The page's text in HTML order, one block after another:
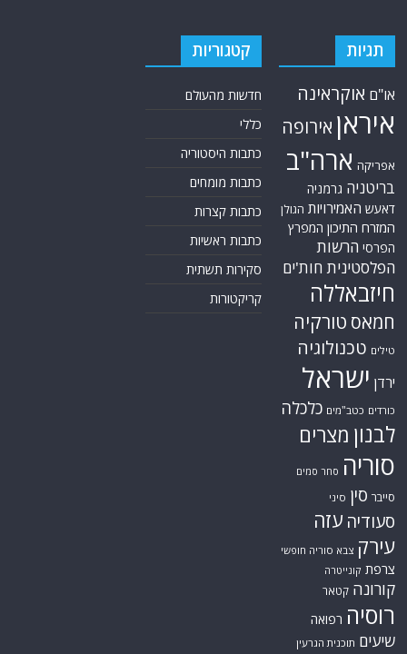
תגיות
או"ם אוקראינה
איראן אירופה
אפריקה ארה"ב
בריטניה גרמניה
דאעש האמירויות הגולן
המזרח התיכון המפרץ
הפרסי הרשות
הפלסטינית חות'ים
חיזבאללה
חמאס טורקיה
טילים טכנולוגיה
ירדן ישראל
כורדים כטב"מים כלכלה
לבנון מצרים
סוריה סחר סמים
סייבר סין סיני
סעודיה עזה
עירק צבא סוריה חופשי
צרפת קונייטרה
קורונה קטאר
רוסיה רפואה
שיעים תוכנית הגרעין
קטגוריות
חדשות מהעולם
כללי
כתבות היסטוריה
כתבות מומחים
כתבות קצרות
כתבות ראשיות
סקירות תשתית
קריקטורות